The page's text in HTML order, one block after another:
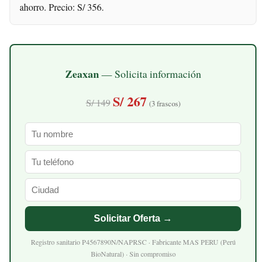
ahorro. Precio: S/ 356.
Zeaxan— Solicita información
S/ 149 S/ 267 (3 frascos)
Solicitar Oferta →
Registro sanitario P4567890N/NAPRSC · Fabricante MAS PERU (Perú
BioNatural) · Sin compromiso